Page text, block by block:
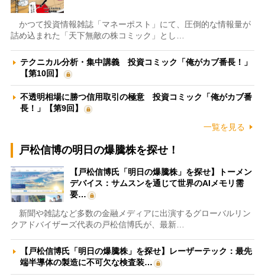
かつて投資情報雑誌「マネーポスト」にて、圧倒的な情報量が
詰め込まれた「天下無敵の株コミック」とし…
テクニカル分析・集中講義 投資コミック「俺がカブ番長！」
【第10回】
不透明相場に勝つ信用取引の極意 投資コミック「俺がカブ番
長！」【第9回】
一覧を見る
戸松信博の明日の爆騰株を探せ！
【戸松信博氏「明日の爆騰株」を探せ】トーメン
デバイス：サムスンを通じて世界のAIメモリ需
要…
新聞や雑誌など多数の金融メディアに出演するグローバルリン
クアドバイザーズ代表の戸松信博氏が、最新…
【戸松信博氏「明日の爆騰株」を探せ】レーザーテック：最先
端半導体の製造に不可欠な検査装…